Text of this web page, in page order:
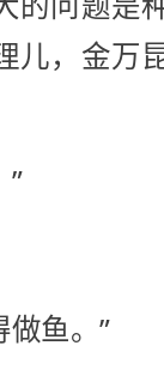
儿，金万
鱼。”